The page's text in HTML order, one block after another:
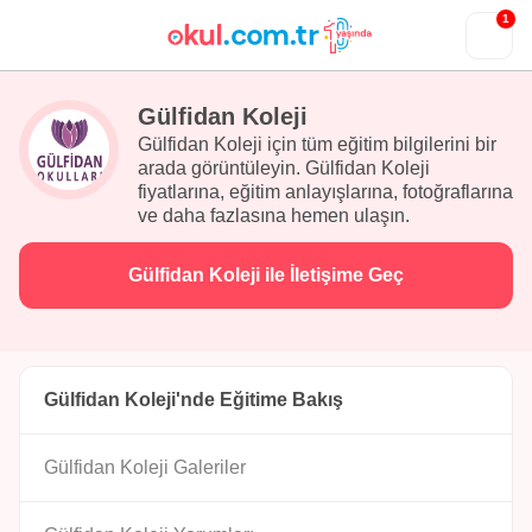
1
Gülfidan Koleji
Gülfidan Koleji için tüm eğitim bilgilerini bir
arada görüntüleyin. Gülfidan Koleji
fiyatlarına, eğitim anlayışlarına, fotoğraflarına
ve daha fazlasına hemen ulaşın.
Gülfidan Koleji ile İletişime Geç
Gülfidan Koleji'nde Eğitime Bakış
Gülfidan Koleji Galeriler